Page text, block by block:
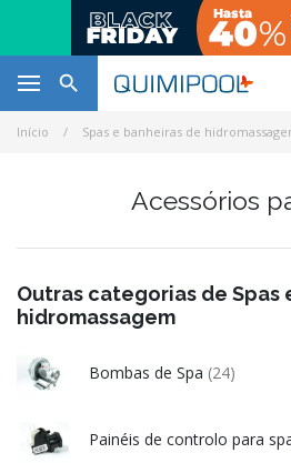

Início Spas e banheiras de
Acessórios
Outras categorias de Spas
hidromassagem
Bombas de Spa (24)
Painéis de controlo para